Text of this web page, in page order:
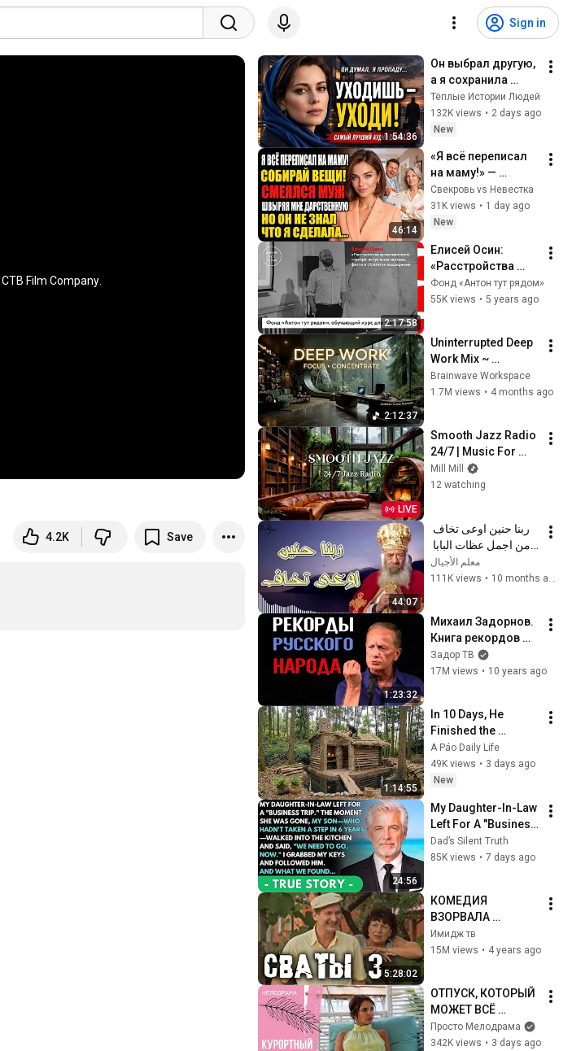
Sign in
CTB Film Company.
4.2K Save
1:54:36
Он выбрал другую,
а я сохранила
гордость и
отпустила его
Тёплые Истории Людей
132K views • 2 days ago
New
46:14
«Я всё переписал
на маму!» —
смеялся муж. Но
он забыл об одной
важной детали
Свекровь vs Невестка
31K views • 1 day ago
New
2:17:58
Елисей Осин:
«Расстройства
аутистического
спектра:
стратегии
поддержки»
Фонд «Антон тут рядом»
55K views • 5 years ago
2:12:37
Uninterrupted Deep
Work Mix ~
Immersive
Productivity
Music
Brainwave Workspace
1.7M views • 4 months ago
LIVE
Smooth Jazz Radio
24/7 | Music For
Every Hour Of Your
Day
Mill Mill
12 watching
44:07
شنودة الثالث
معلم الأجيال
111K views •
1:23:32
Михаил Задорнов.
Книга рекордов
русского народа
@zadortv #юмор
Задор ТВ
17M views • 10 years ago
1:14:55
In 10 Days, He
Finished the
CHEAPEST HOUSE in
the Forest Using
Simple Bushcraft
A Páo Daily Life
49K views • 3 days ago
New
24:56
My Daughter-In-Law
Left For A "Business
Trip"—Then My Son,
Paralyzed For 6
Dad’s Silent Truth
85K views • 7 days ago
5:28:02
КОМЕДИЯ
ВЗОРВАЛА
ИНТЕРНЕТ! "СВАТЫ
3 СЕРИИ 6-12"
Имидж тв
15M views • 4 years ago
ОТПУСК, КОТОРЫЙ
МОЖЕТ ВСЁ
ИЗМЕНИТЬ!
Курортный роман.
Просто Мелодрама
342K views • 3 days ago